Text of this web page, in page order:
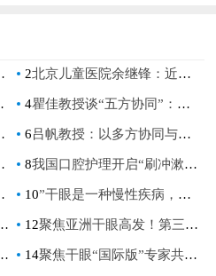
2北京儿童医院余继锋：近视防控不是选择题，而是必答题
4瞿佳教授谈“五方协同”：如何打出中国近视防控组合拳？
6吕帆教授：以多方协同与全流程管理守护儿童青少年清晰视界
8我国口腔护理开启“刷冲漱”三维净护时代
10”干眼是一种慢性疾病，需要经过系统管理和长期治疗“刘祖国教授谈干眼治疗
12聚焦亚洲干眼高发！第三届TFOS China解锁精准防治新路径
14聚焦干眼“国际版”专家共识，聆听眼表疾病全球之声